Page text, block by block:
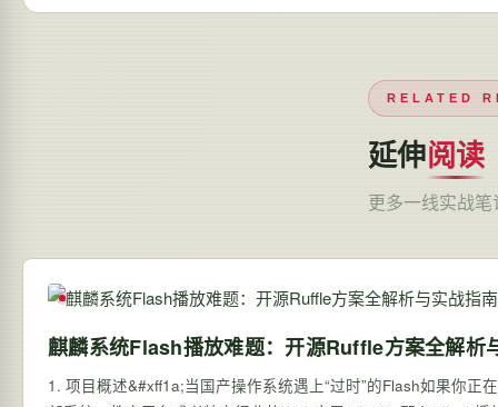
RELATED
延伸阅读
更多一线实战
麒麟系统Flash播放难题：开源Ruffle方案全解析
1. 项目概述&#xff1a;当国产操作系统遇上“过时”的Flash如果你